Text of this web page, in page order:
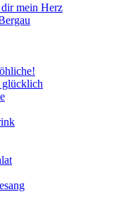
mein Herz
glücklich